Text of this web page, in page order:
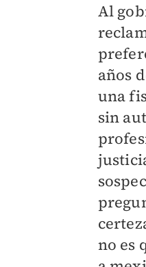
Al
años
una
sin
no es